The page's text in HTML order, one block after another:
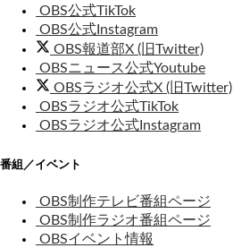
OBS公式TikTok
OBS公式Instagram
OBS報道部X (旧Twitter)
OBSニュース公式Youtube
OBSラジオ公式X (旧Twitter)
OBSラジオ公式TikTok
OBSラジオ公式Instagram
番組／イベント
OBS制作テレビ番組ページ
OBS制作ラジオ番組ページ
OBSイベント情報